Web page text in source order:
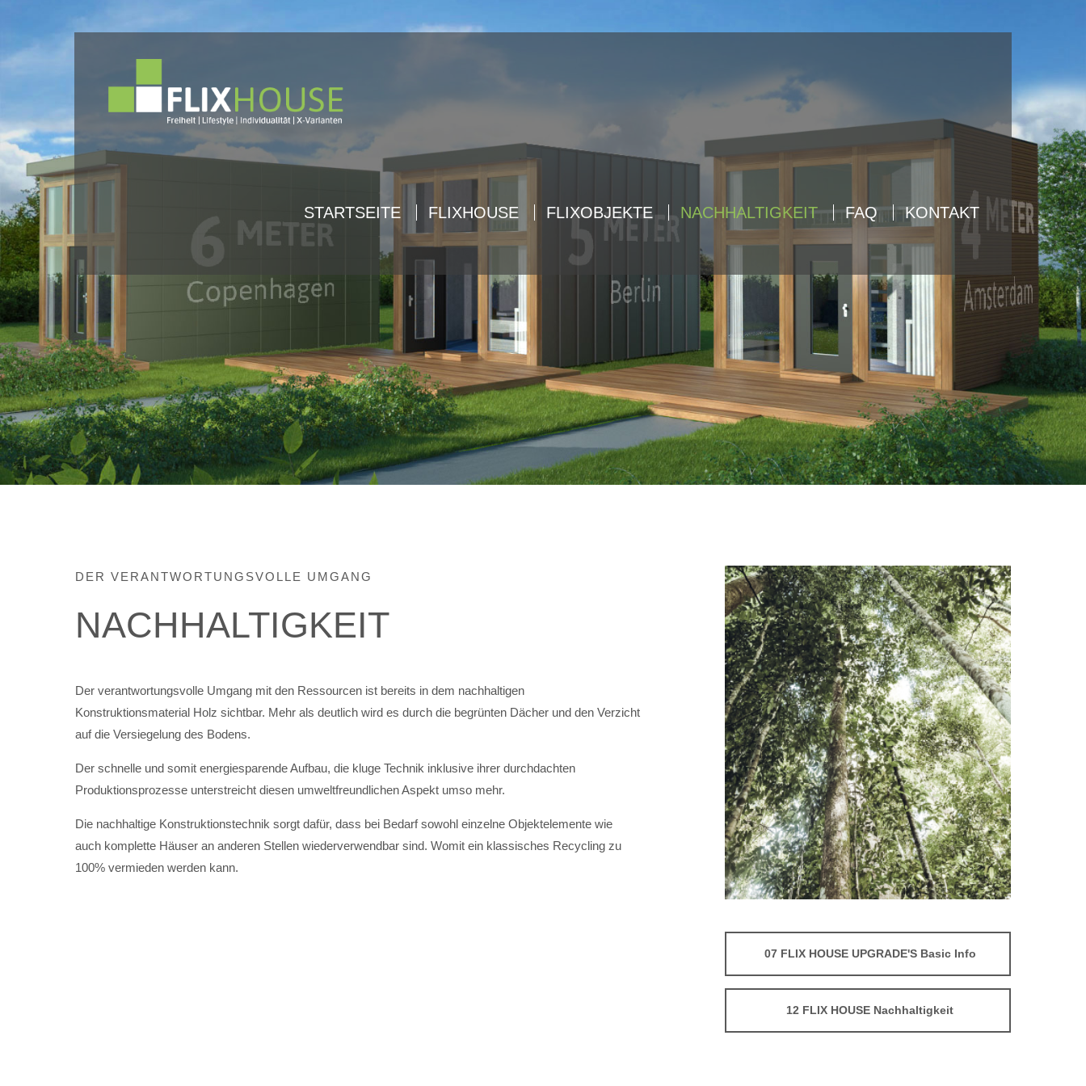
Benutzername
Passwort
Register|Lost your password?
Lorem ipsum dolor sit amet:
24h / 365days
We offer support for our customers
Mon - Fri 8:00am - 5:00pm(GMT +1)
Cybersteel Inc.
Have any questions?
Drop us a line
info@yourdomain.com
Lorem ipsum dolor sit amet,
consectetuer adipiscing elit.
Aenean commodo ligula eget dolor.
Aenean massa. Cum sociis natoque
penatibus et magnis dis parturient
montes, nascetur ridiculus mus. Donec
quam felis, ultricies nec.
STARTSEITE FLIXHOUSE FLIXOBJEKTE NACHHALTIGKEIT FAQ KONTAKT
DER VERANTWORTUNGSVOLLE UMGANG
NACHHALTIGKEIT
Der verantwortungsvolle Umgang mit den Ressourcen ist bereits in dem nachhaltigen
Konstruktionsmaterial Holz sichtbar. Mehr als deutlich wird es durch die begrünten Dächer und den Verzicht
auf die Versiegelung des Bodens.
Der schnelle und somit energiesparende Aufbau, die kluge Technik inklusive ihrer durchdachten
Produktionsprozesse unterstreicht diesen umweltfreundlichen Aspekt umso mehr.
Die nachhaltige Konstruktionstechnik sorgt dafür, dass bei Bedarf sowohl einzelne Objektelemente wie
auch komplette Häuser an anderen Stellen wiederverwendbar sind. Womit ein klassisches Recycling zu
100% vermieden werden kann.
07 FLIX HOUSE UPGRADE'S Basic Info
12 FLIX HOUSE Nachhaltigkeit